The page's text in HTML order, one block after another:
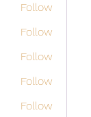
Follow
Follow
Follow
Follow
Follow